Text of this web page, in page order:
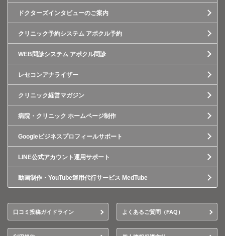
ドクターズインタビューのご案内
クリニック予約システム アポクル予約
WEB問診システム アポクル問診
レセコンアナライザー
クリニック経営マガジン
病院・クリニック ホームページ制作
Googleビジネスプロフィールサポート
LINE公式アカウント運用サポート
動画制作・YouTube運用代行サービス MedTube
口コミ投稿ガイドライン よくあるご質問（FAQ）